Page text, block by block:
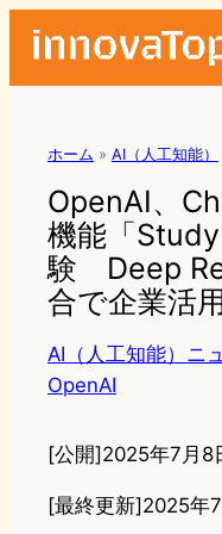
ホーム » AI（人工知能）
OpenAI、
機能「
験 Deep
合で企業活
AI（人工知能）ニ
OpenAI
[公開]2025年7月8
[最終更新]2025年